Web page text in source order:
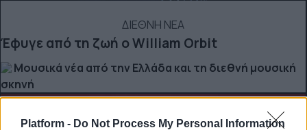
Platform - Do Not Process My Personal Information
ΔΙΕΘΝΗ ΝΕΑ
Έφυγε από τη ζωή ο William Orbit
Μουσικά νέα από την Ελλάδα και τη διεθνή μουσική
σκηνή